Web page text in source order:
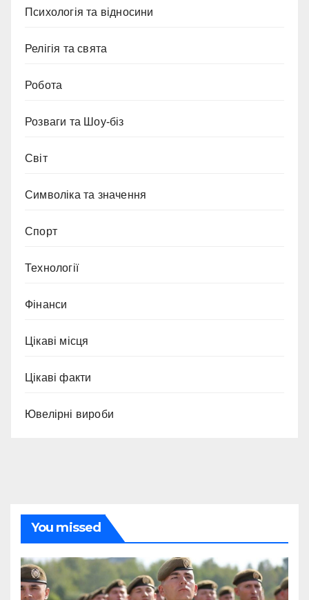
Психологія та відносини
Релігія та свята
Робота
Розваги та Шоу-біз
Світ
Символіка та значення
Спорт
Технології
Фінанси
Цікаві місця
Цікаві факти
Ювелірні вироби
You missed